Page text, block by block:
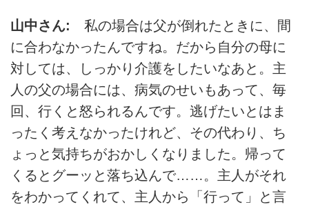
山中さん: 私の場合は父が倒れたときに、間
に合わなかったんですね。だから自分の母に
対しては、しっかり介護をしたいなあと。主
人の父の場合には、病気のせいもあって、毎
回、行くと怒られるんです。逃げたいとはま
ったく考えなかったけれど、その代わり、ち
ょっと気持ちがおかしくなりました。帰って
くるとグーッと落ち込んで……。主人がそれ
をわかってくれて、主人から「行って」と言